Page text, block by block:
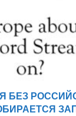
БЕЗ